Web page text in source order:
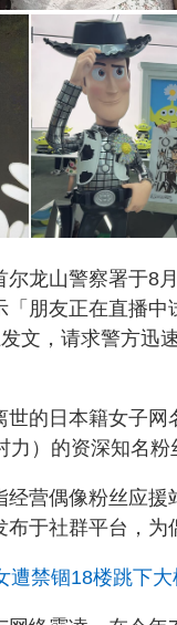
尔龙山警察署于
朋友正在直播
文，请求警方迅
的日本籍女子
）的资深知名粉
经营偶像粉丝应
于社群平台，为
遭禁锢18楼跳下